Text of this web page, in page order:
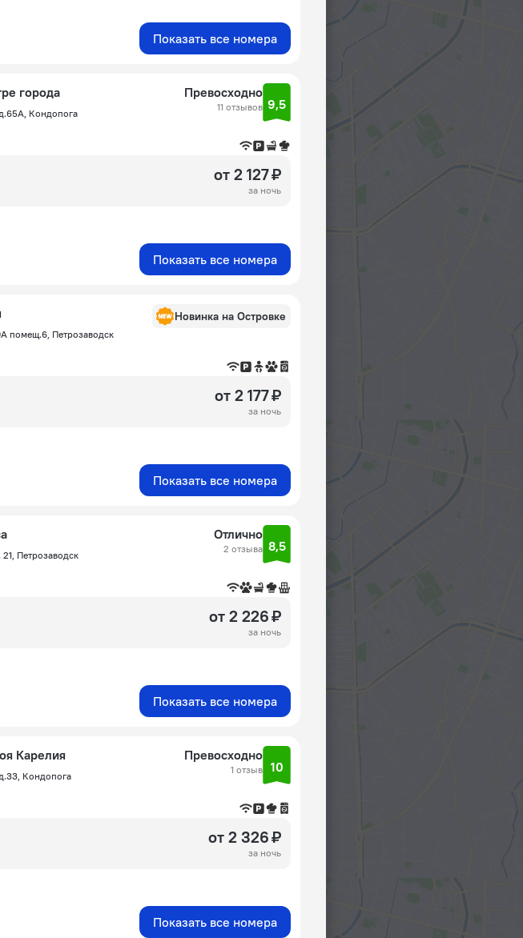
Показать все номера
города
Кондопога
Превосходно
11 отзывов 9,5
от 2 127 ₽
за ночь
Показать все номера
помещ.6, Петрозаводск
Новинка на Островке
от 2 177 ₽
за ночь
Показать все номера
Петрозаводск
Отлично
2 отзыва 8,5
от 2 226 ₽
за ночь
Показать все номера
Карелия
Кондопога
Превосходно
1 отзыв 10
от 2 326 ₽
за ночь
Показать все номера